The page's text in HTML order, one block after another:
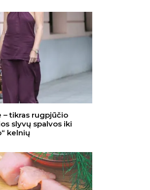
– tikras rugpjūčio
slyvų spalvos iki
kelnių